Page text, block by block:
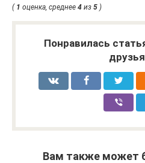
( 1 оценка, среднее 4 из 5 )
Понравилась
Вам также может